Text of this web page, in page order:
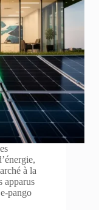
à la
apparus
pango